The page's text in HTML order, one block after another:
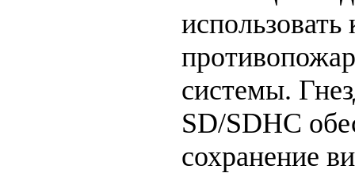
системы.
SD/SDHC
сохранение